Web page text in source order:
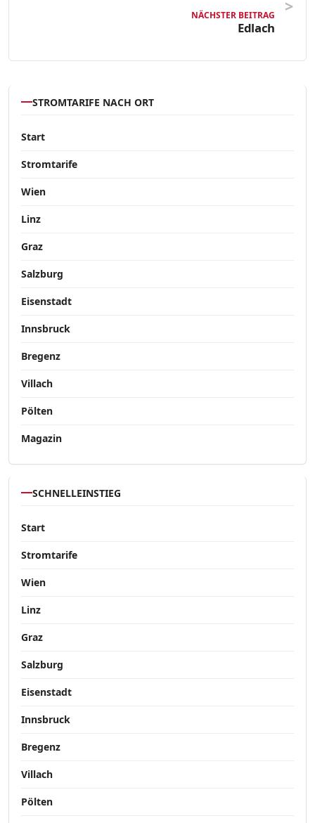
NÄCHSTER BEITRAG
Edlach
STROMTARIFE NACH ORT
Start
Stromtarife
Wien
Linz
Graz
Salzburg
Eisenstadt
Innsbruck
Bregenz
Villach
Pölten
Magazin
SCHNELLEINSTIEG
Start
Stromtarife
Wien
Linz
Graz
Salzburg
Eisenstadt
Innsbruck
Bregenz
Villach
Pölten